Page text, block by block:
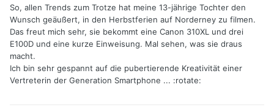
So, allen Trends zum Trotze hat meine 13-jährige Tochter den
Wunsch geäußert, in den Herbstferien auf Norderney zu filmen.
Das freut mich sehr, sie bekommt eine Canon 310XL und drei
E100D und eine kurze Einweisung. Mal sehen, was sie draus
macht.
Ich bin sehr gespannt auf die pubertierende Kreativität einer
Vertreterin der Generation Smartphone ... :rotate: